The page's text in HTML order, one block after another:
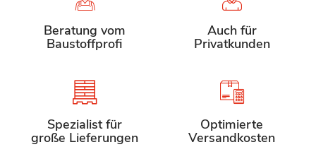
Beratung vom
Baustoffprofi
Auch für
Privatkunden
Spezialist für
große Lieferungen
Optimierte
Versandkosten